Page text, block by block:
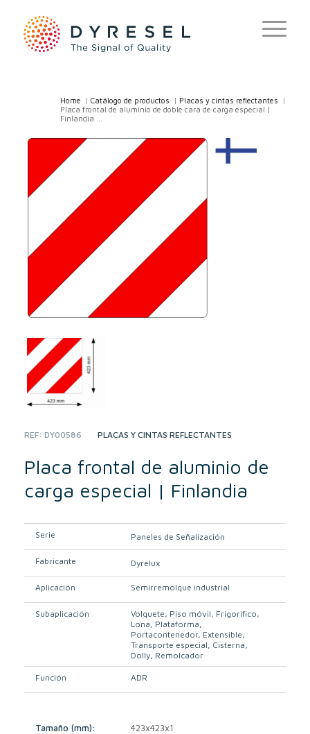
Home /Catálogo de productos Placas y cintas reflectantes
Placa frontal de aluminio de doble cara de carga especial |
Finlandia ...
REF:DY00586
CATEGORY:PLACAS Y CINTAS REFLECTANTES
Placa frontal de aluminio de
carga especial | Finlandia
Serie Paneles de Señalización
Fabricante Dyrelux
Aplicación Semirremolque industrial
Subaplicación Volquete Piso móvil Frigorífico
Lona Plataforma
Portacontenedor Extensible
Transporte especial Cisterna
Dolly Remolcador
Función ADR
Tamaño (mm):
423x423x1